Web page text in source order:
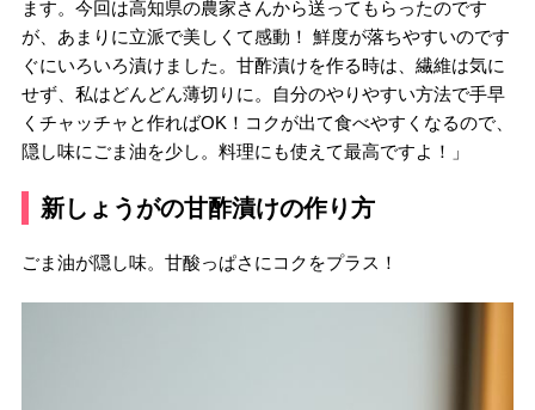
ます。今回は高知県の農家さんから送ってもらったのです
が、あまりに立派で美しくて感動！ 鮮度が落ちやすいのです
ぐにいろいろ漬けました。甘酢漬けを作る時は、繊維は気に
せず、私はどんどん薄切りに。自分のやりやすい方法で手早
くチャッチャと作ればOK！コクが出て食べやすくなるので、
隠し味にごま油を少し。料理にも使えて最高ですよ！」
新しょうがの甘酢漬けの作り方
ごま油が隠し味。甘酸っぱさにコクをプラス！